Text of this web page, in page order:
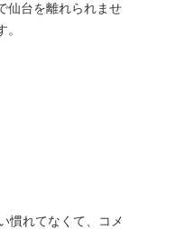
仙台を離れられませ
慣れてなくて、コメ